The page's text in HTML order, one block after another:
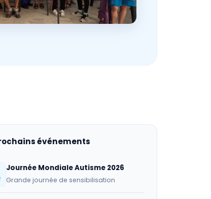
événements
Journée Mondiale Autisme 2026
Grande journée de sensibilisation